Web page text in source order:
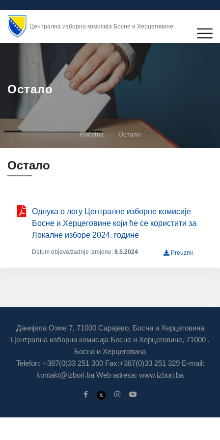
Централна изборна комисија Босне и Херцеговине
Остало
Početna Остало
Остало
Одлукa о логу Централне изборне комисије
Босне и Херцеговине који ће се користити за
Локалне изборе 2024. године
Datum objave/zadnje izmjene: 8.5.2024 Preuzmi
Данијела Озме 7, 71000 Сарајево, Босна и Херцеговина
Централна изборна комисија Босне и Херцеговине, 71000 ,
Босна и Херцеговина
Telefon: +387(0)33 251 300 Fax:+387(0)33 251 329 E-mail:
kontakt@izbori.ba Web adresa: www.izbori.ba